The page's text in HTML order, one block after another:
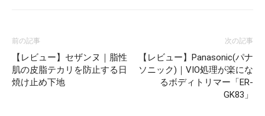
前の記事
【レビュー】セザンヌ｜脂性
肌の皮脂テカリを防止する日
焼け止め下地
次の記事
【レビュー】Panasonic(パナ
ソニック)｜VIO処理が楽にな
るボディトリマー「ER-
GK83」